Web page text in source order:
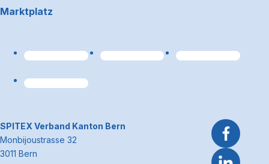
Marktplatz
~Kontaktinformationen
SPITEX Verband Kanton Bern
Monbijoustrasse 32
3011 Bern